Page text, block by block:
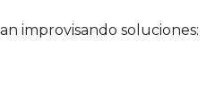
improvisando soluciones: